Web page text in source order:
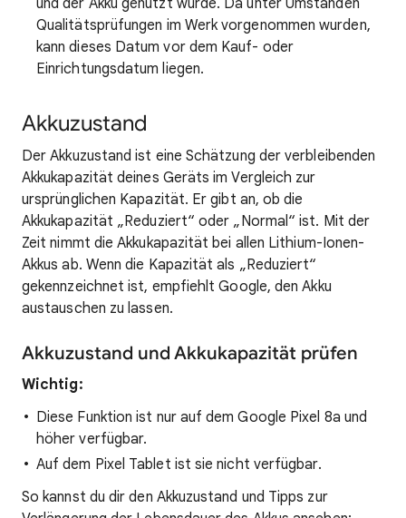
und der Akku genutzt wurde. Da unter Umständen
Qualitätsprüfungen im Werk vorgenommen wurden,
kann dieses Datum vor dem Kauf- oder
Einrichtungsdatum liegen.
Akkuzustand
Der Akkuzustand ist eine Schätzung der verbleibenden
Akkukapazität deines Geräts im Vergleich zur
ursprünglichen Kapazität. Er gibt an, ob die
Akkukapazität „Reduziert“ oder „Normal“ ist. Mit der
Zeit nimmt die Akkukapazität bei allen Lithium-Ionen-
Akkus ab. Wenn die Kapazität als „Reduziert“
gekennzeichnet ist, empfiehlt Google, den Akku
austauschen zu lassen.
Akkuzustand und Akkukapazität prüfen
Wichtig:
Diese Funktion ist nur auf dem Google Pixel 8a und
höher verfügbar.
Auf dem Pixel Tablet ist sie nicht verfügbar.
So kannst du dir den Akkuzustand und Tipps zur